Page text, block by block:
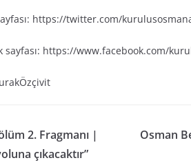
https://twitter.com/
sayfası: https://www.facebook.com/
2. Fragmanı |
çıkacaktır”
Osman